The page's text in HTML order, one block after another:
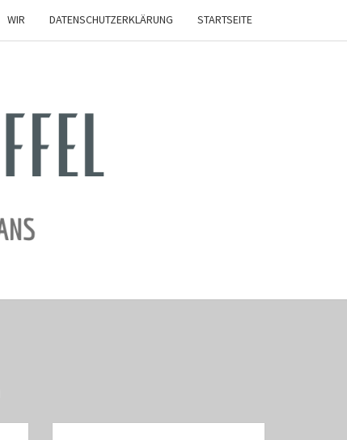
WIR DATENSCHUTZERKLÄRUNG STARTSEITE